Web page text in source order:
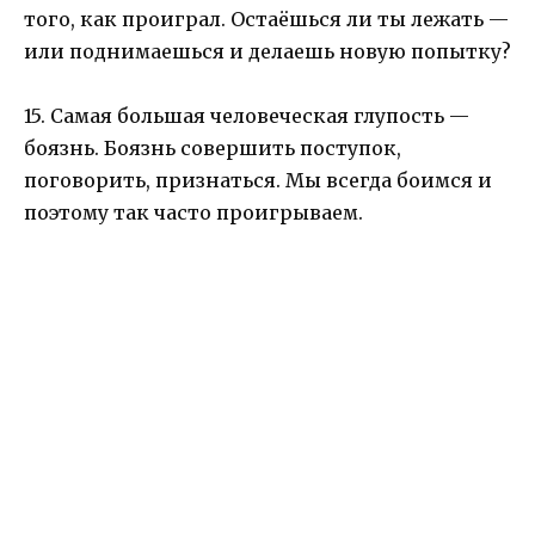
того, как проиграл. Остаёшься ли ты лежать —
или поднимаешься и делаешь новую попытку?
15. Самая большая человеческая глупость —
боязнь. Боязнь совершить поступок,
поговорить, признаться. Мы всегда боимся и
поэтому так часто проигрываем.